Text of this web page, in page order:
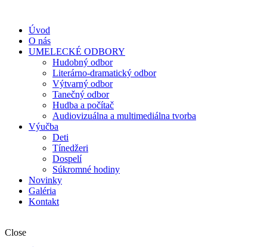
Úvod
O nás
UMELECKÉ ODBORY
Hudobný odbor
Literárno-dramatický odbor
Výtvarný odbor
Tanečný odbor
Hudba a počítač
Audiovizuálna a multimediálna tvorba
Výučba
Deti
Tínedžeri
Dospelí
Súkromné hodiny
Novinky
Galéria
Kontakt
Close